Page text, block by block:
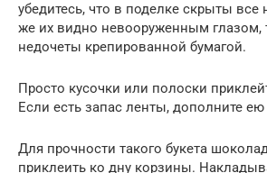
убедитесь, что в поделке скрыты все
же их видно невооруженным глазом,
недочеты крепированной бумагой.
Просто кусочки или полоски
Если есть запас ленты, дополните ею
Для прочности такого букета
приклеить ко дну корзины.